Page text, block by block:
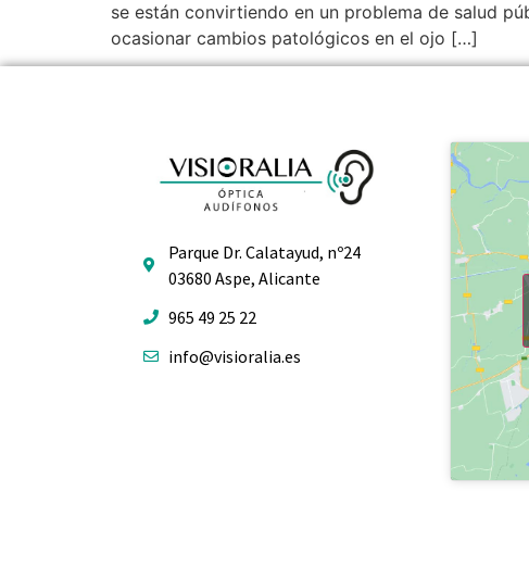
se están convirtiendo en un problema de salud
ocasionar cambios patológicos en el ojo […]
Parque Dr. Calatayud, nº24
03680 Aspe, Alicante
965 49 25 22
info@visioralia.es